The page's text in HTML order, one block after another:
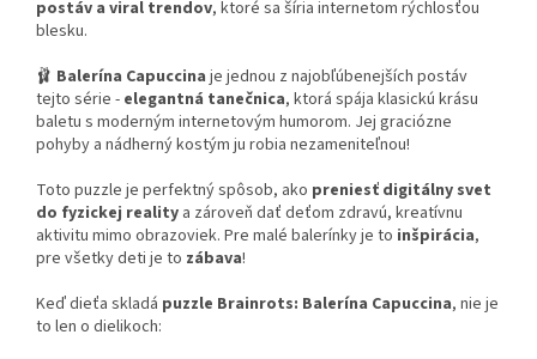
postáv a viral trendov, ktoré sa šíria internetom rýchlosťou
blesku.
🩰 Balerína Capuccina je jednou z najobľúbenejších postáv
tejto série - elegantná tanečnica, ktorá spája klasickú krásu
baletu s moderným internetovým humorom. Jej graciózne
pohyby a nádherný kostým ju robia nezameniteľnou!
Toto puzzle je perfektný spôsob, ako preniesť digitálny svet
do fyzickej reality a zároveň dať deťom zdravú, kreatívnu
aktivitu mimo obrazoviek. Pre malé balerínky je to inšpirácia,
pre všetky deti je to zábava!
Keď dieťa skladá puzzle Brainrots: Balerína Capuccina, nie je
to len o dielikoch: